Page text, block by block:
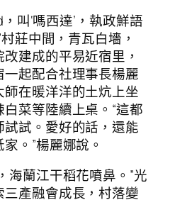
叫‘嗎西達’，執政鮮語
莊中間，青瓦白墻，
建成的平易近宿里，
起配合社理事長楊麗
在暖洋洋的土炕上坐
菜等陸續上桌。“這都
試。愛好的話，還能
。”楊麗娜說。
海蘭江干稻花噴鼻。”光
產融會成長，村落變